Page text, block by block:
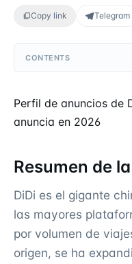
Copy link Telegram
CONTENTS
Perfil de anuncios de
anuncia en 2026
Resumen de
DiDi es el gigante
las mayores
por volumen de
origen, se ha